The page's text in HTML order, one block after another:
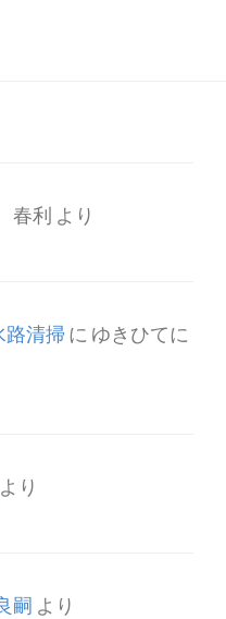
春利 より
路清掃 に ゆきひてに
より
嗣 より